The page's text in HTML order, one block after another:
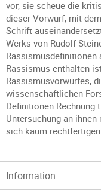
vor, sie scheue die
dieser Vorwurf, mit
Schrift
Werks von Rudolf
Rassismusdefinitionen
Rassismus enthalten
Rassismusvorwurfes,
wissenschaftlichen
Definitionen Rechnung
Untersuchung an
sich kaum
Information